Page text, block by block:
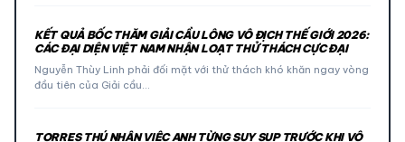
KẾT QUẢ BỐC THĂM GIẢI CẦU LÔNG VÔ ĐỊCH THẾ GIỚI 2026:
CÁC ĐẠI DIỆN VIỆT NAM NHẬN LOẠT THỬ THÁCH CỰC ĐẠI
Nguyễn Thùy Linh phải đối mặt với thử thách khó khăn ngay vòng
đầu tiên của Giải cầu…
TORRES THÚ NHẬN VIỆC ANH TỪNG SUY SỤP TRƯỚC KHI VÔ